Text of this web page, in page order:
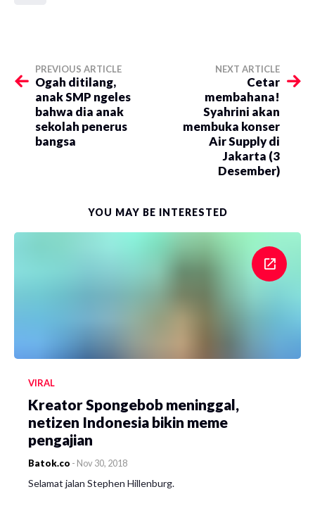
PREVIOUS ARTICLE
Ogah ditilang,
anak SMP ngeles
bahwa dia anak
sekolah penerus
bangsa
NEXT ARTICLE
Cetar
membahana!
Syahrini akan
membuka konser
Air Supply di
Jakarta (3
Desember)
YOU MAY BE INTERESTED
VIRAL
Kreator Spongebob meninggal,
netizen Indonesia bikin meme
pengajian
Batok.co - Nov 30, 2018
Selamat jalan Stephen Hillenburg.